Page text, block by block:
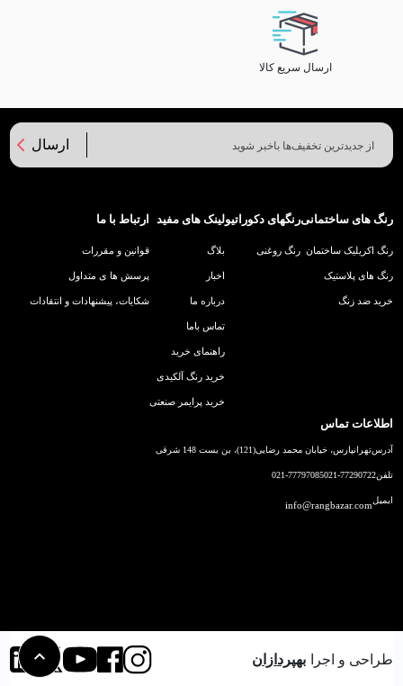
ارسال سریع کالا
ارسال
رنگ های ساختمانی
رنگ اکریلیک ساختمان
رنگ های پلاستیک
خرید ضد زنگ
رنگهای دکوراتیو
رنگ روغنی
لینک های مفید
بلاگ
اخبار
درباره ما
تماس باما
راهنمای خرید
خرید رنگ آلکیدی
خرید پرایمر صنعتی
ارتباط با ما
قوانین و مقررات
پرسش ها ی متداول
شکایات، پیشنهادات و انتقادات
اطلاعات تماس
آدرستهرانپارس، خیابان محمد رضایی(121)، بن بست 148 شرقی
تلفن021-77290722
021-77797085
ایمیلinfo@rangbazar.com
طراحی و اجرا بهپردازان